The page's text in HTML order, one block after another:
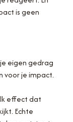
is geen
eigen gedrag
voor je impact.
effect dat
Echte